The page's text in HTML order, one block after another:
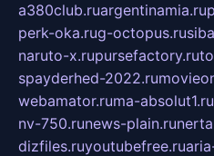
a380club.ruargentinamia.ru
perk-oka.rug-octopus.ru
naruto-x.rupursefactory.ru
spayderhed-2022.ru
webamator.ruma-absolut1.ru
nv-750.runews-plain.ru
dizfiles.ruyoutubefree.ru